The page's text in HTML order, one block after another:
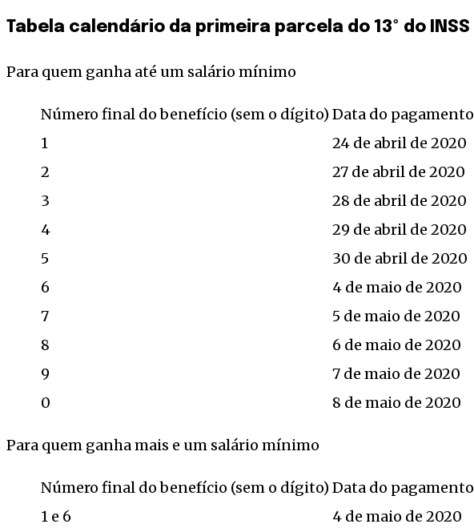
Tabela calendário da primeira parcela do 13º do INSS
Para quem ganha até um salário mínimo
Número final do benefício (sem o dígito) Data do pagamento
1
24 de abril de 2020
2
27 de abril de 2020
3
28 de abril de 2020
4
29 de abril de 2020
5
30 de abril de 2020
6
4 de maio de 2020
7
5 de maio de 2020
8
6 de maio de 2020
9
7 de maio de 2020
0
8 de maio de 2020
Para quem ganha mais e um salário mínimo
Número final do benefício (sem o dígito) Data do pagamento
1 e 6
4 de maio de 2020